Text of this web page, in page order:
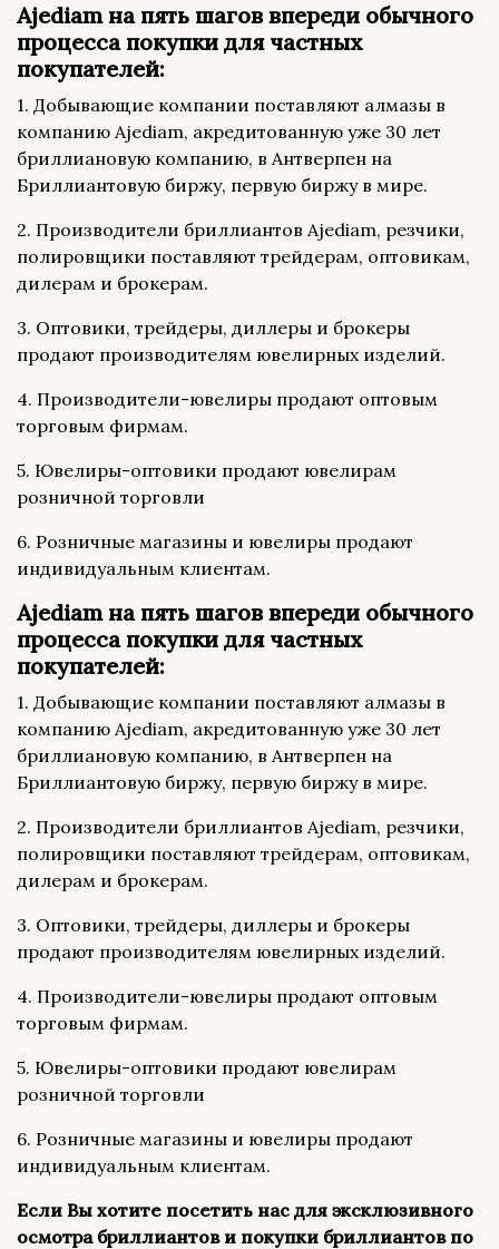
Ajediam на пять шагов впереди обычного
процесса покупки для частных
покупателей:
1. Добывающие компании поставляют алмазы в
компанию Ajediam, акредитованную уже 30 лет
бриллиановую компанию, в Антверпен на
Бриллиантовую биржу, первую биржу в мире.
2. Производители бриллиантов Ajediam, резчики,
полировщики поставляют трейдерам, оптовикам,
дилерам и брокерам.
3. Оптовики, трейдеры, диллеры и брокеры
продают производителям ювелирных изделий.
4. Производители-ювелиры продают оптовым
торговым фирмам.
5. Ювелиры-оптовики продают ювелирам
розничной торговли
6. Розничные магазины и ювелиры продают
индивидуальным клиентам.
Ajediam на пять шагов впереди обычного
процесса покупки для частных
покупателей:
1. Добывающие компании поставляют алмазы в
компанию Ajediam, акредитованную уже 30 лет
бриллиановую компанию, в Антверпен на
Бриллиантовую биржу, первую биржу в мире.
2. Производители бриллиантов Ajediam, резчики,
полировщики поставляют трейдерам, оптовикам,
дилерам и брокерам.
3. Оптовики, трейдеры, диллеры и брокеры
продают производителям ювелирных изделий.
4. Производители-ювелиры продают оптовым
торговым фирмам.
5. Ювелиры-оптовики продают ювелирам
розничной торговли
6. Розничные магазины и ювелиры продают
индивидуальным клиентам.
Если Вы хотите посетить нас для эксклюзивного
осмотра бриллиантов и покупки бриллиантов по